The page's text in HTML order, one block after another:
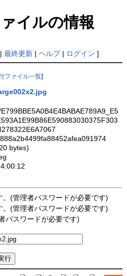
イルの情報
最終更新| ヘルプ| ログイン ]
ファイル一覧]
bytes)
。(管理者パスワードが必要です)
。(管理者パスワードが必要です)
パスワードが必要です)